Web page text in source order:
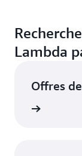
Lambda
Offres